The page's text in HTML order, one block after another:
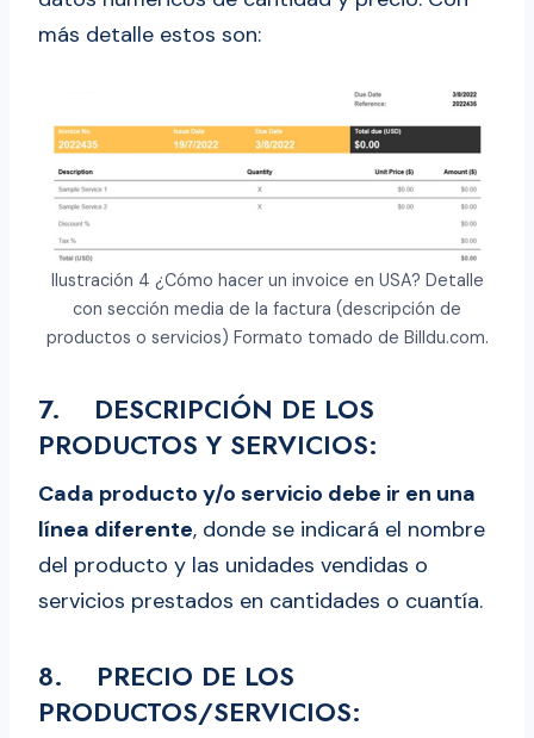
más detalle estos son:
Ilustración 4 ¿Cómo hacer un invoice en USA? Detalle
con sección media de la factura (descripción de
productos o servicios) Formato tomado de Billdu.com.
7. DESCRIPCIÓN DE LOS
PRODUCTOS Y SERVICIOS:
Cada producto y/o servicio debe ir en una
línea diferente, donde se indicará el nombre
del producto y las unidades vendidas o
servicios prestados en cantidades o cuantía.
8. PRECIO DE LOS
PRODUCTOS/SERVICIOS: